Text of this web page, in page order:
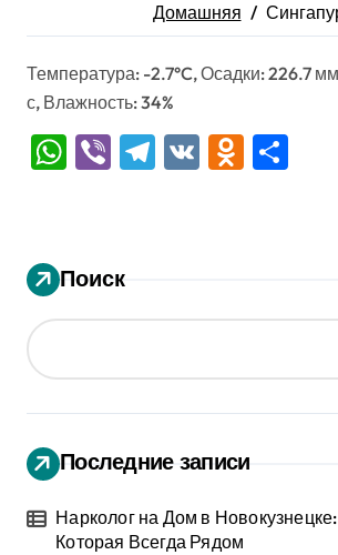
Домашняя
Температура: -2.7°C, Осадки: 226.7
с, Влажность: 34%
WhatsApp
ViberTelegram
VK
Поиск
Последние записи
Нарколог на Дом в
Которая Всегда Рядом